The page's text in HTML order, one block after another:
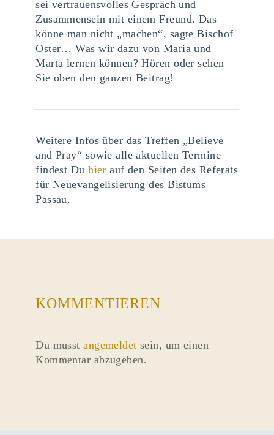
sei vertrauensvolles Gespräch und
Zusammensein mit einem Freund. Das
könne man nicht „machen“, sagte Bischof
Oster… Was wir dazu von Maria und
Marta lernen können? Hören oder sehen
Sie oben den ganzen Beitrag!
Weitere Infos über das Treffen „Believe
and Pray“ sowie alle aktuellen Termine
findest Duhier auf den Seiten des Referats
für Neuevangelisierung des Bistums
Passau.
KOMMENTIEREN
Du musstangemeldet sein, um einen
Kommentar abzugeben.